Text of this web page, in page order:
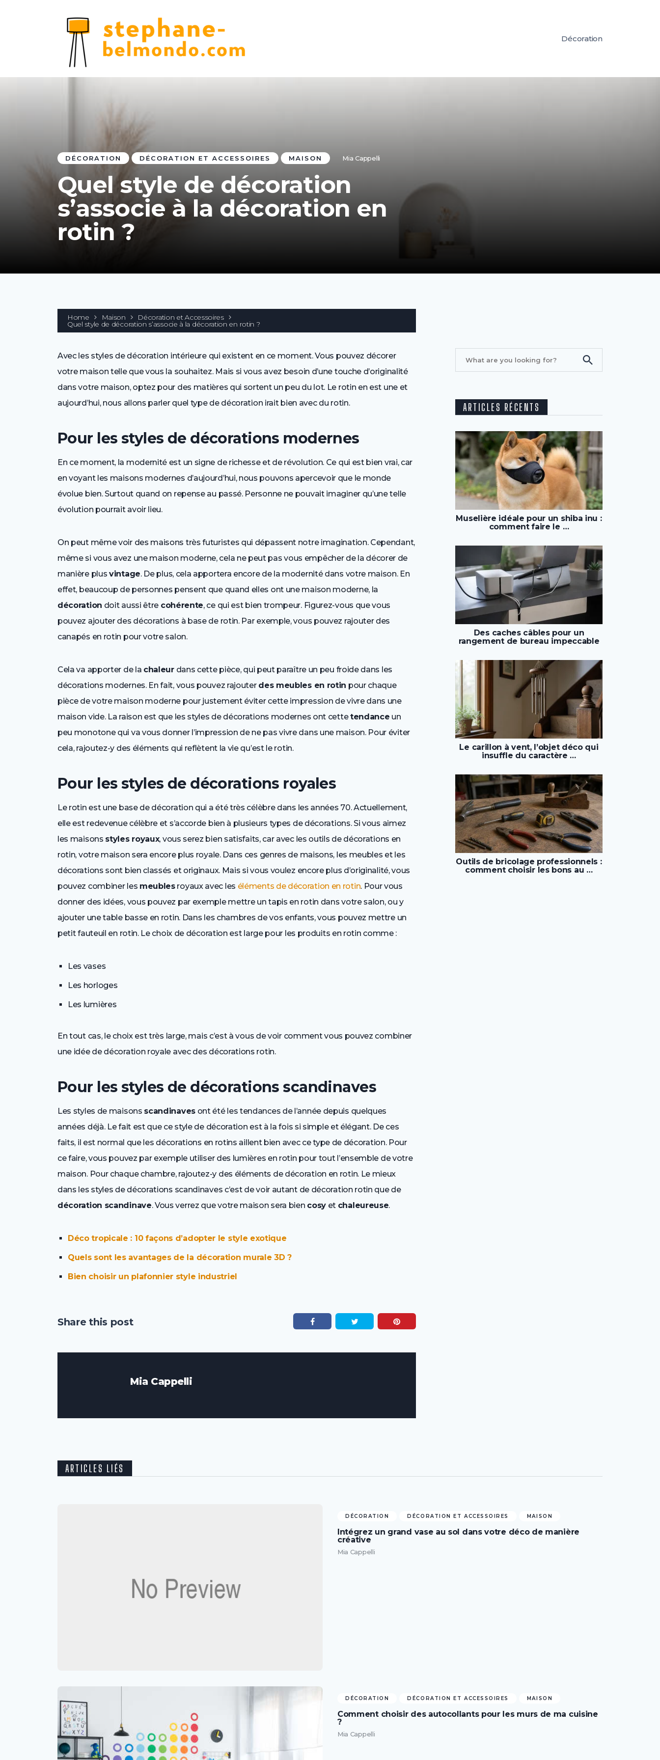
Décoration
DÉCORATION DÉCORATION ET ACCESSOIRES MAISON Mia Cappelli
Quel style de décoration
s’associe à la décoration en
rotin ?
Home Maison Décoration et Accessoires
Quel style de décoration s’associe à la décoration en rotin ?
Avec les styles de décoration intérieure qui existent en ce moment. Vous pouvez décorer
votre maison telle que vous la souhaitez. Mais si vous avez besoin d’une touche d’originalité
dans votre maison, optez pour des matières qui sortent un peu du lot. Le rotin en est une et
aujourd’hui, nous allons parler quel type de décoration irait bien avec du rotin.
Pour les styles de décorations modernes
En ce moment, la modernité est un signe de richesse et de révolution. Ce qui est bien vrai, car
en voyant les maisons modernes d’aujourd’hui, nous pouvons apercevoir que le monde
évolue bien. Surtout quand on repense au passé. Personne ne pouvait imaginer qu’une telle
évolution pourrait avoir lieu.
On peut même voir des maisons très futuristes qui dépassent notre imagination. Cependant,
même si vous avez une maison moderne, cela ne peut pas vous empêcher de la décorer de
manière plusvintage. De plus, cela apportera encore de la modernité dans votre maison. En
effet, beaucoup de personnes pensent que quand elles ont une maison moderne, la
décoration doit aussi être cohérente, ce qui est bien trompeur. Figurez-vous que vous
pouvez ajouter des décorations à base de rotin. Par exemple, vous pouvez rajouter des
canapés en rotin pour votre salon.
Cela va apporter de la chaleurdans cette pièce, qui peut paraître un peu froide dans les
décorations modernes. En fait, vous pouvez rajouter des meubles en rotin pour chaque
pièce de votre maison moderne pour justement éviter cette impression de vivre dans une
maison vide. La raison est que les styles de décorations modernes ont cettetendance un
peu monotone qui va vous donner l’impression de ne pas vivre dans une maison. Pour éviter
cela, rajoutez-y des éléments qui reflètent la vie qu’est le rotin.
Pour les styles de décorations royales
Le rotin est une base de décoration qui a été très célèbre dans les années 70. Actuellement,
elle est redevenue célèbre et s’accorde bien à plusieurs types de décorations. Si vous aimez
les maisons styles royaux, vous serez bien satisfaits, car avec les outils de décorations en
rotin, votre maison sera encore plus royale. Dans ces genres de maisons, les meubles et les
décorations sont bien classés et originaux. Mais si vous voulez encore plus d’originalité, vous
pouvez combiner les meublesroyaux avec les éléments de décoration en rotin. Pour vous
donner des idées, vous pouvez par exemple mettre un tapis en rotin dans votre salon, ou y
ajouter une table basse en rotin. Dans les chambres de vos enfants, vous pouvez mettre un
petit fauteuil en rotin. Le choix de décoration est large pour les produits en rotin comme :
Les vases
Les horloges
Les lumières
En tout cas, le choix est très large, mais c’est à vous de voir comment vous pouvez combiner
une idée de décoration royale avec des décorations rotin.
Pour les styles de décorations scandinaves
Les styles de maisons scandinavesont été les tendances de l’année depuis quelques
années déjà. Le fait est que ce style de décoration est à la fois si simple et élégant. De ces
faits, il est normal que les décorations en rotins aillent bien avec ce type de décoration. Pour
ce faire, vous pouvez par exemple utiliser des lumières en rotin pour tout l’ensemble de votre
maison. Pour chaque chambre, rajoutez-y des éléments de décoration en rotin. Le mieux
dans les styles de décorations scandinaves c’est de voir autant de décoration rotin que de
décoration scandinave. Vous verrez que votre maison sera bien cosyet chaleureuse.
Déco tropicale : 10 façons d’adopter le style exotique
Quels sont les avantages de la décoration murale 3D ?
Bien choisir un plafonnier style industriel
Share this post
Mia Cappelli
ARTICLES RÉCENTS
Muselière idéale pour un shiba inu :
comment faire le …
Des caches câbles pour un
rangement de bureau impeccable
Le carillon à vent, l’objet déco qui
insuffle du caractère …
Outils de bricolage professionnels :
comment choisir les bons au …
ARTICLES LIÉS
DÉCORATION DÉCORATION ET ACCESSOIRES MAISON
Intégrez un grand vase au sol dans votre déco de manière
créative
Mia Cappelli
DÉCORATION DÉCORATION ET ACCESSOIRES MAISON
Comment choisir des autocollants pour les murs de ma cuisine
?
Mia Cappelli